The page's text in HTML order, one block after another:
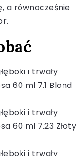
a równocześnie
i trwały
60 ml 7.1 Blond
i trwały
60 ml 7.23 Złoty
i trwały